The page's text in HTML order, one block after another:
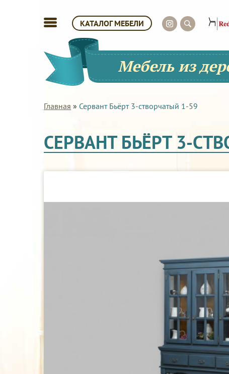
КАТАЛОГ МЕБЕЛИ
Мебель из
Главная » Сервант Бьёрт 3-створчатый 1-59
СЕРВАНТ БЬЁРТ 3-